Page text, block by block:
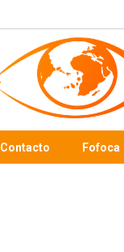
Contacto Fofoca